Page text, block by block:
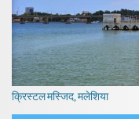
क्रिस्टल मस्जिद, मलेशिया